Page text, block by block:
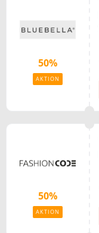
50%
AKTION
50%
AKTION